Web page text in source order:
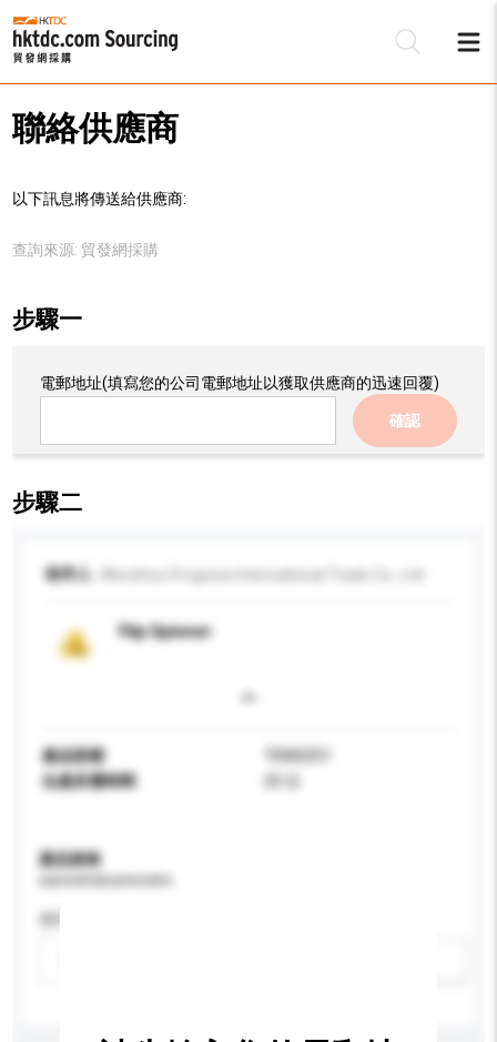
聯絡供應商
以下訊息將傳送給供應商:
查詢來源: 貿發網採購
步驟一
電郵地址(填寫您的公司電郵地址以獲取供應商的迅速回覆)
確認
步驟二
收件人
Flip Spinner
產品型號
TEM2251
生產所需時間
產品規格